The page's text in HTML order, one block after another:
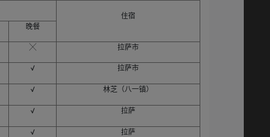
住宿
晚餐
╳ 拉萨市
√ 拉萨市
√ 林芝（八一镇）
√ 拉萨
√ 拉萨